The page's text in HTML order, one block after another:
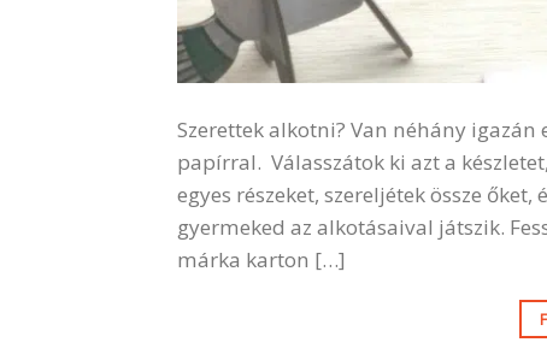
Szerettek alkotni? Van néhány
papírral. Válasszátok ki azt a
egyes részeket, szereljétek össze
gyermeked az alkotásaival játszik.
márka karton […]